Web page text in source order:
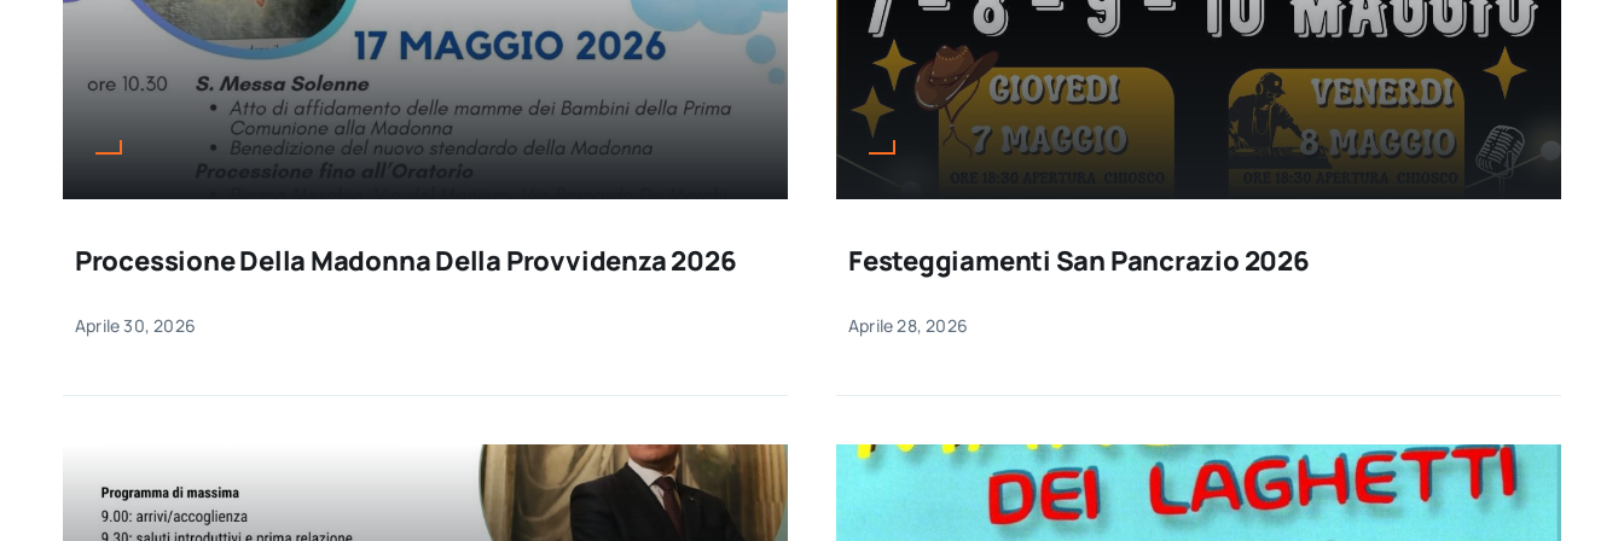
Processione Della Madonna Della Provvidenza 2026
Aprile 30, 2026
Festeggiamenti San Pancrazio 2026
Aprile 28, 2026